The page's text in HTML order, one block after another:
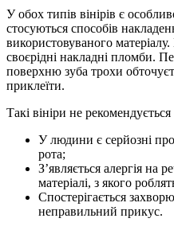
У обох типів вінірів є
стосуються способів
використовуваного
своєрідні накладні пломби.
поверхню зуба трохи
приклеїти.
Такі вініри не
У людини є серйозні
рота;
З’являється алергія на
матеріалі, з якого
Спостерігається
неправильний прикус.